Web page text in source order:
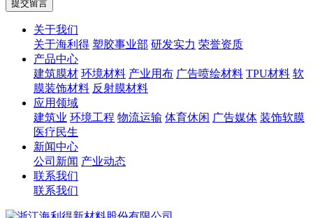
关于我们
关于海利得 塑胶事业部 研发实力 荣誉资质
产品中心
建筑膜材 环境材料 产业用布 广告喷绘材料 TPU材料 软
膜装饰材料 反射膜材料
应用领域
建筑业 环境工程 物流运输 体育休闲 广告媒体 装饰软膜
医疗民生
新闻中心
公司新闻 产业动态
联系我们
联系我们